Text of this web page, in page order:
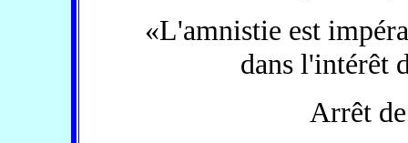
«L'amnistie est
dans l'intérêt
Arrêt